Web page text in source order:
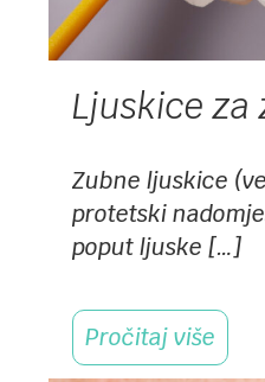
Ljuskice za
Zubne ljuskice
protetski
poput ljuske […]
Pročitaj više